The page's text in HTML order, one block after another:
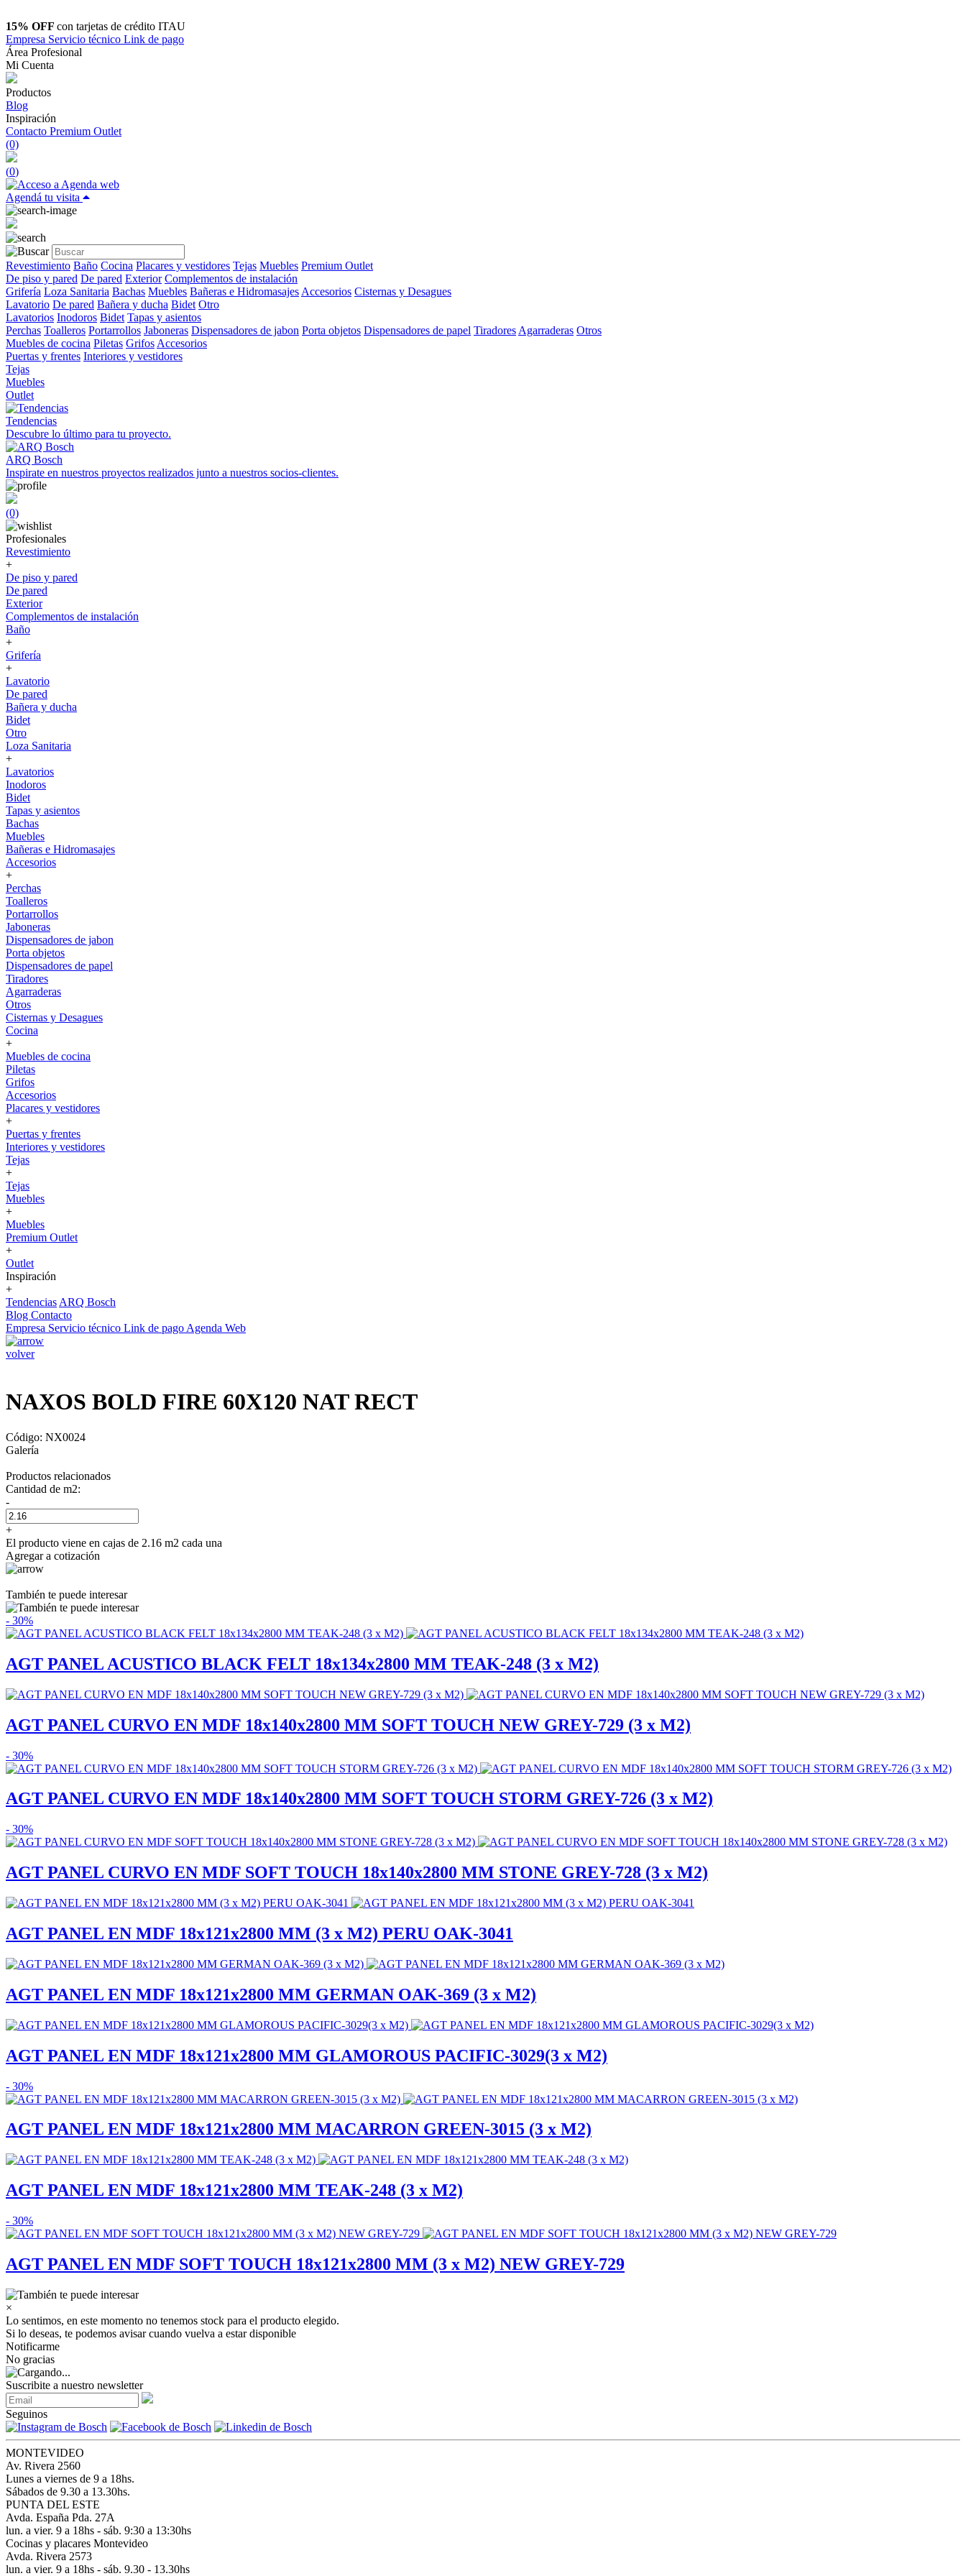
15% OFF con tarjetas de crédito ITAU
Empresa Servicio técnico Link de pago
Área Profesional
Mi Cuenta
Productos
Blog
Inspiración
Contacto Premium Outlet
(0)
(0)
Agendá tu visita
Revestimiento Baño Cocina Placares y vestidores Tejas Muebles Premium Outlet
De piso y pared De pared Exterior Complementos de instalación
Grifería Loza Sanitaria Bachas Muebles Bañeras e Hidromasajes Accesorios Cisternas y Desagues
Lavatorio De pared Bañera y ducha Bidet Otro
Lavatorios Inodoros Bidet Tapas y asientos
Perchas Toalleros Portarrollos Jaboneras Dispensadores de jabon Porta objetos Dispensadores de papel Tiradores Agarraderas Otros
Muebles de cocina Piletas Grifos Accesorios
Puertas y frentes Interiores y vestidores
Tejas
Muebles
Outlet
Tendencias
Descubre lo último para tu proyecto.
ARQ Bosch
Inspirate en nuestros proyectos realizados junto a nuestros socios-clientes.
(0)
Profesionales
Revestimiento
+
De piso y pared
De pared
Exterior
Complementos de instalación
Baño
+
Grifería
+
Lavatorio
De pared
Bañera y ducha
Bidet
Otro
Loza Sanitaria
+
Lavatorios
Inodoros
Bidet
Tapas y asientos
Bachas
Muebles
Bañeras e Hidromasajes
Accesorios
+
Perchas
Toalleros
Portarrollos
Jaboneras
Dispensadores de jabon
Porta objetos
Dispensadores de papel
Tiradores
Agarraderas
Otros
Cisternas y Desagues
Cocina
+
Muebles de cocina
Piletas
Grifos
Accesorios
Placares y vestidores
+
Puertas y frentes
Interiores y vestidores
Tejas
+
Tejas
Muebles
+
Muebles
Premium Outlet
+
Outlet
Inspiración
+
Tendencias ARQ Bosch
Blog Contacto
Empresa Servicio técnico Link de pago Agenda Web
volver
NAXOS BOLD FIRE 60X120 NAT RECT
Código: NX0024
Galería
Productos relacionados
Cantidad de m2:
-
+
El producto viene en cajas de 2.16 m2 cada una
Agregar a cotización
También te puede interesar
- 30%
AGT PANEL ACUSTICO BLACK FELT 18x134x2800 MM TEAK-248 (3 x M2)
AGT PANEL CURVO EN MDF 18x140x2800 MM SOFT TOUCH NEW GREY-729 (3 x M2)
- 30%
AGT PANEL CURVO EN MDF 18x140x2800 MM SOFT TOUCH STORM GREY-726 (3 x M2)
- 30%
AGT PANEL CURVO EN MDF SOFT TOUCH 18x140x2800 MM STONE GREY-728 (3 x M2)
AGT PANEL EN MDF 18x121x2800 MM (3 x M2) PERU OAK-3041
AGT PANEL EN MDF 18x121x2800 MM GERMAN OAK-369 (3 x M2)
AGT PANEL EN MDF 18x121x2800 MM GLAMOROUS PACIFIC-3029(3 x M2)
- 30%
AGT PANEL EN MDF 18x121x2800 MM MACARRON GREEN-3015 (3 x M2)
AGT PANEL EN MDF 18x121x2800 MM TEAK-248 (3 x M2)
- 30%
AGT PANEL EN MDF SOFT TOUCH 18x121x2800 MM (3 x M2) NEW GREY-729
×
Lo sentimos, en este momento no tenemos stock para el producto elegido.
Si lo deseas, te podemos avisar cuando vuelva a estar disponible
Notificarme
No gracias
Suscribite a nuestro newsletter
Seguinos
MONTEVIDEO
Av. Rivera 2560
Lunes a viernes de 9 a 18hs.
Sábados de 9.30 a 13.30hs.
PUNTA DEL ESTE
Avda. España Pda. 27A
lun. a vier. 9 a 18hs - sáb. 9:30 a 13:30hs
Cocinas y placares Montevideo
Avda. Rivera 2573
lun. a vier. 9 a 18hs - sáb. 9.30 - 13.30hs